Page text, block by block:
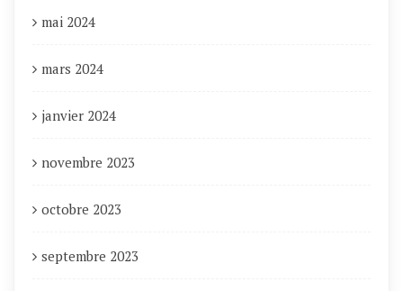
mai 2024
mars 2024
janvier 2024
novembre 2023
octobre 2023
septembre 2023